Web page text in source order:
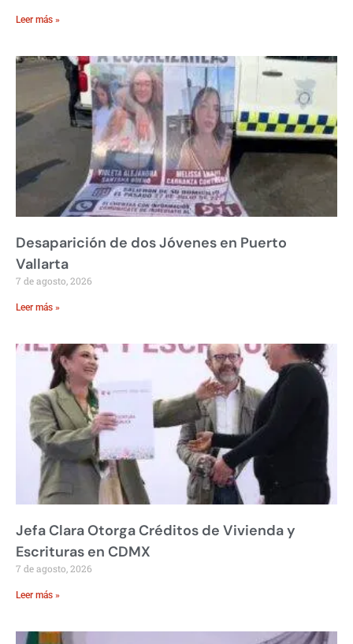
Leer más »
Desaparición de dos Jóvenes en Puerto
Vallarta
7 de agosto, 2026
Leer más »
Jefa Clara Otorga Créditos de Vivienda y
Escrituras en CDMX
7 de agosto, 2026
Leer más »